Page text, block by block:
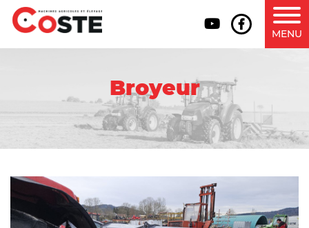
MENU
Broyeur